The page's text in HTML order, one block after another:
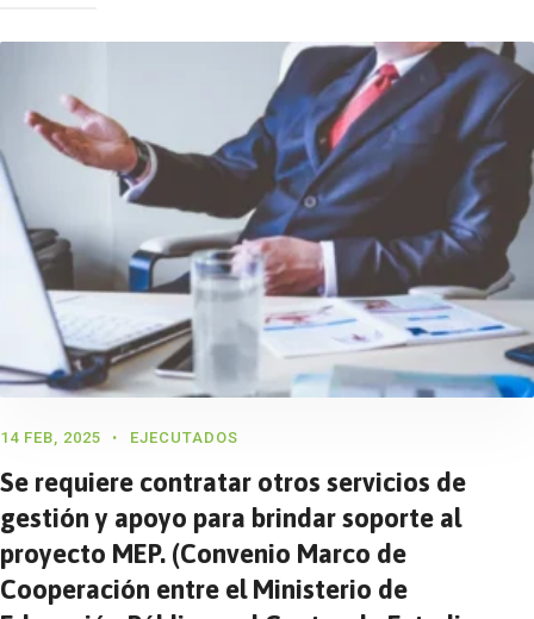
14 FEB, 2025 EJECUTADOS
Se requiere contratar otros servicios de
gestión y apoyo para brindar soporte al
proyecto MEP. (Convenio Marco de
Cooperación entre el Ministerio de